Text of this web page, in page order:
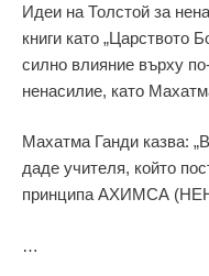
Идеи на Толстой за
книги като „Царството
силно влияние върху
ненасилие, като
Махатма Ганди казва:
даде учителя, който
принципа АХИМСА
…